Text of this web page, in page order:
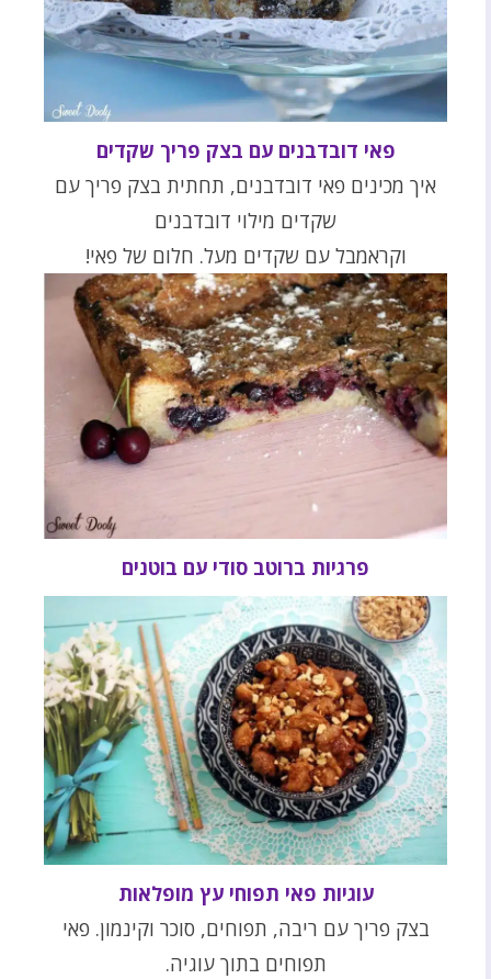
פאי דובדבנים עם בצק פריך שקדים
איך מכינים פאי דובדבנים, תחתית בצק פריך עם
שקדים מילוי דובדבנים
וקראמבל עם שקדים מעל. חלום של פאי!
פרגיות ברוטב סודי עם בוטנים
עוגיות פאי תפוחי עץ מופלאות
בצק פריך עם ריבה, תפוחים, סוכר וקינמון. פאי
תפוחים בתוך עוגיה.